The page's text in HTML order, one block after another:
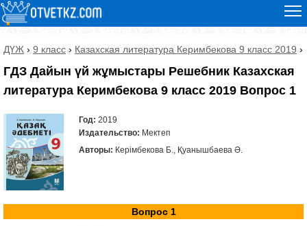
ДҮЖ › 9 класс › Казахская литература Керимбекова 9 класс 2019 ›
ГДЗ Дайын үй жұмыстары Решебник Казахская
литература Керимбекова 9 класс 2019 Вопрос 1
Год: 2019
Издательство: Мектеп
Авторы: Керімбекова Б., Қуанышбаева Ә.
Вопрос 1